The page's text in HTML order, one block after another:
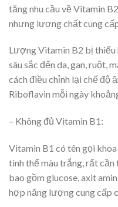
tăng nhu cầu về Vitamin
nhưng lượng chất cung
Lượng Vitamin B2 bị
sâu sắc đến da, gan, ruột,
cách điều chỉnh lại chế độ
Riboflavin mỗi ngày
– Không đủ Vitamin B1:
Vitamin B1 có tên gọi
tinh thể màu trắng, rất
bao gồm glucose, axit
hợp năng lượng cung cấp